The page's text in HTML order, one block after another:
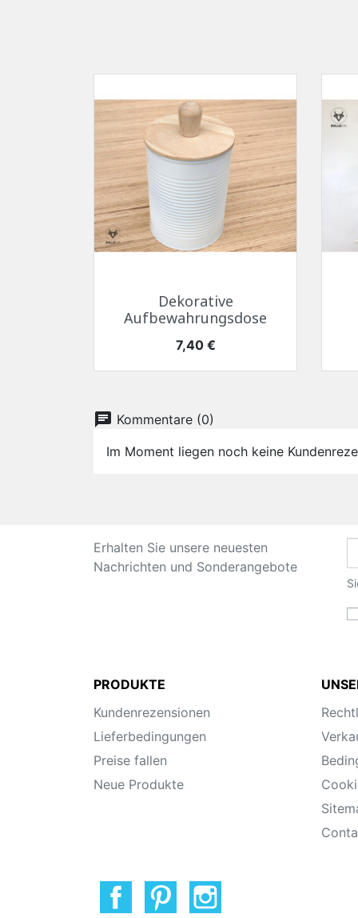
Schnellansicht
Dekorative
Aufbewahrungsdose
Preis
7,40 €
chat Kommentare (0)
Im Moment liegen noch keine
Erhalten Sie unsere neuesten
Nachrichten und Sonderangebote
PRODUKTE
Kundenrezensionen
Lieferbedingungen
Preise fallen
Neue Produkte